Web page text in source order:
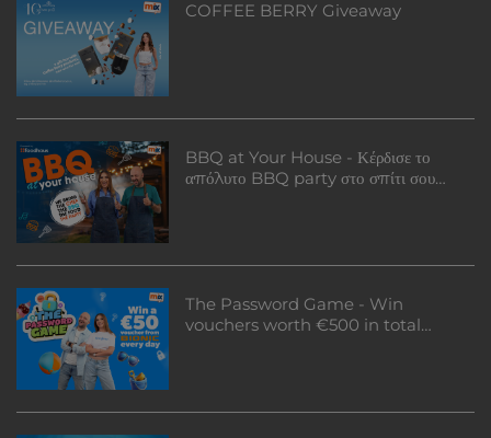
COFFEE BERRY Giveaway
BBQ at Your House - Κέρδισε το
απόλυτο BBQ party στο σπίτι σου
The Password Game - Win
vouchers worth €500 in total